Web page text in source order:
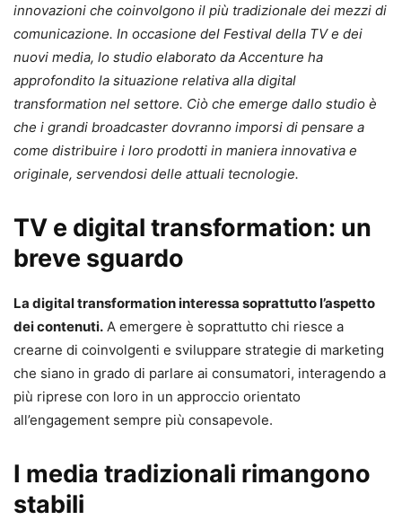
innovazioni che coinvolgono il più tradizionale dei mezzi di
comunicazione. In occasione del Festival della TV e dei
nuovi media, lo studio elaborato da Accenture ha
approfondito la situazione relativa alla digital
transformation nel settore. Ciò che emerge dallo studio è
che i grandi broadcaster dovranno imporsi di pensare a
come distribuire i loro prodotti in maniera innovativa e
originale, servendosi delle attuali tecnologie.
TV e digital transformation: un
breve sguardo
La digital transformation interessa soprattutto l’aspetto
dei contenuti. A emergere è soprattutto chi riesce a
crearne di coinvolgenti e sviluppare strategie di marketing
che siano in grado di parlare ai consumatori, interagendo a
più riprese con loro in un approccio orientato
all’engagement sempre più consapevole.
I media tradizionali rimangono
stabili